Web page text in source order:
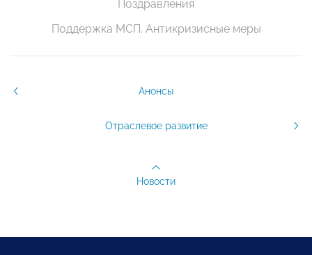
Поздравления
Поддержка МСП. Антикризисные меры
Анонсы
Отраслевое развитие
Новости